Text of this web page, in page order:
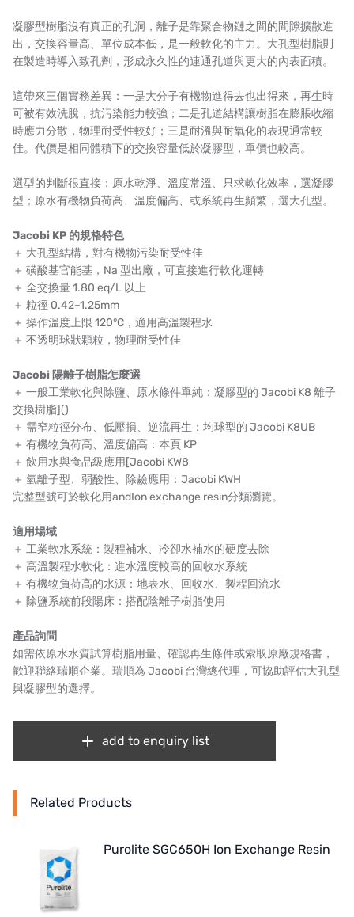
ATS
ETATRON
WAVE CYBER
BOSCHINI
WL
CASH ACME
YAZAKI
凝膠型樹脂沒有真正的孔洞，離子是靠聚合物鏈之間的間隙擴散進
出，交換容量高、單位成本低，是一般軟化的主力。大孔型樹脂則
在製造時導入致孔劑，形成永久性的連通孔道與更大的內表面積。
這帶來三個實務差異：一是大分子有機物進得去也出得來，再生時
可被有效洗脫，抗污染能力較強；二是孔道結構讓樹脂在膨脹收縮
時應力分散，物理耐受性較好；三是耐溫與耐氧化的表現通常較
佳。代價是相同體積下的交換容量低於凝膠型，單價也較高。
選型的判斷很直接：原水乾淨、溫度常溫、只求軟化效率，選凝膠
型；原水有機物負荷高、溫度偏高、或系統再生頻繁，選大孔型。
Jacobi KP 的規格特色
＋ 大孔型結構，對有機物污染耐受性佳
＋ 磺酸基官能基，Na 型出廠，可直接進行軟化運轉
＋ 全交換量 1.80 eq/L 以上
＋ 粒徑 0.42–1.25mm
＋ 操作溫度上限 120°C，適用高溫製程水
＋ 不透明球狀顆粒，物理耐受性佳
Jacobi 陽離子樹脂怎麼選
＋ 一般工業軟化與除鹽、原水條件單純：凝膠型的 Jacobi K8 離子
交換樹脂]()
＋ 需窄粒徑分布、低壓損、逆流再生：均球型的 Jacobi K8UB
＋ 有機物負荷高、溫度偏高：本頁 KP
＋ 飲用水與食品級應用[Jacobi KW8
＋ 氫離子型、弱酸性、除鹼應用： Jacobi KWH
完整型號可於軟化用andIon exchange resin分類瀏覽。
適用場域
＋ 工業軟水系統：製程補水、冷卻水補水的硬度去除
＋ 高溫製程水軟化：進水溫度較高的回收水系統
＋ 有機物負荷高的水源：地表水、回收水、製程回流水
＋ 除鹽系統前段陽床：搭配陰離子樹脂使用
產品詢問
如需依原水水質試算樹脂用量、確認再生條件或索取原廠規格書，
歡迎聯絡瑞順企業。瑞順為 Jacobi 台灣總代理，可協助評估大孔型
與凝膠型的選擇。
add to enquiry list
Related Products
Purolite SGC650H Ion Exchange Resin